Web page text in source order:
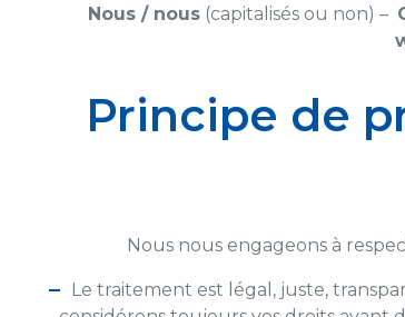
Nous / nous(capitalisés ou non) –
Principe de
Nous nous engageons à
Le traitement est légal, juste,